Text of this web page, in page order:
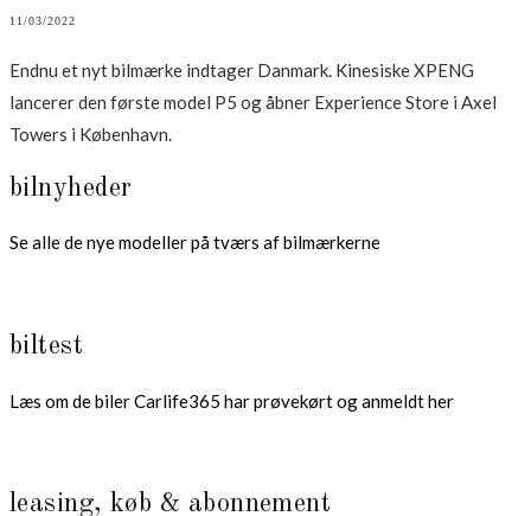
11/03/2022
Endnu et nyt bilmærke indtager Danmark. Kinesiske XPENG
lancerer den første model P5 og åbner Experience Store i Axel
Towers i København.
bilnyheder
Se alle de nye modeller på tværs af bilmærkerne
biltest
Læs om de biler Carlife365 har prøvekørt og anmeldt her
leasing, køb & abonnement